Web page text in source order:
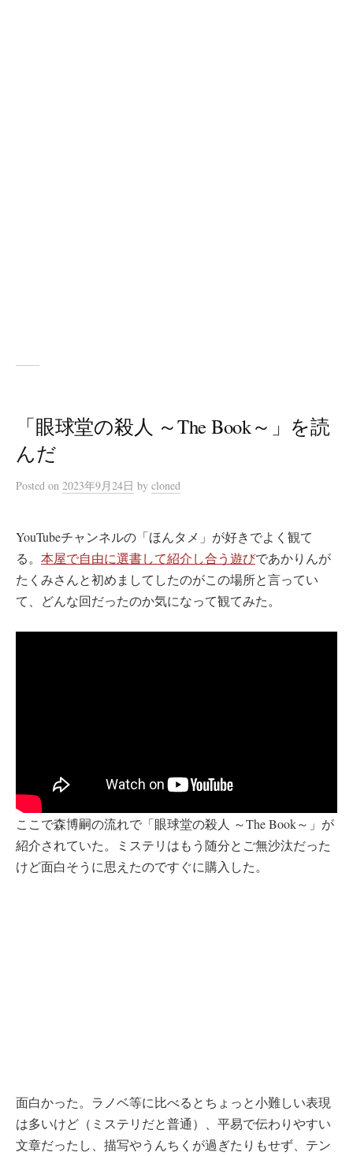
「眼球堂の殺人 ～The Book～」を読
んだ
Posted on 2023年9月24日 by cloned
YouTubeチャンネルの「ほんタメ」が好きでよく観て
る。 本屋で自由に選書して紹介し合う遊びであかりんが
たくみさんと初めましてしたのがこの場所と言ってい
て、どんな回だったのか気になって観てみた。
ここで森博嗣の流れで「眼球堂の殺人 ～The Book～」が
紹介されていた。ミステリはもう随分とご無沙汰だった
けど面白そうに思えたのですぐに購入した。
面白かった。ラノベ等に比べるとちょっと小難しい表現
は多いけど（ミステリだと普通）、平易で伝わりやすい
文章だったし、描写やうんちくが過ぎたりもせず、テン